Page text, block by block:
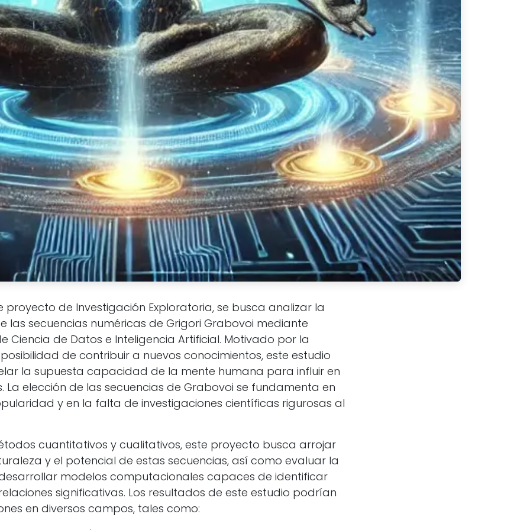
proyecto de Investigación Exploratoria, se busca analizar la
las secuencias numéricas de Grigori Grabovoi mediante
Ciencia de Datos e Inteligencia Artificial. Motivado por la
de contribuir a nuevos conocimientos, este estudio
la supuesta capacidad de la mente humana para influir en
La elección de las secuencias de Grabovoi se fundamenta en
y en la falta de investigaciones científicas rigurosas al
cuantitativos y cualitativos, este proyecto busca arrojar
y el potencial de estas secuencias, así como evaluar la
modelos computacionales capaces de identificar
significativas. Los resultados de este estudio podrían
en diversos campos, tales como: